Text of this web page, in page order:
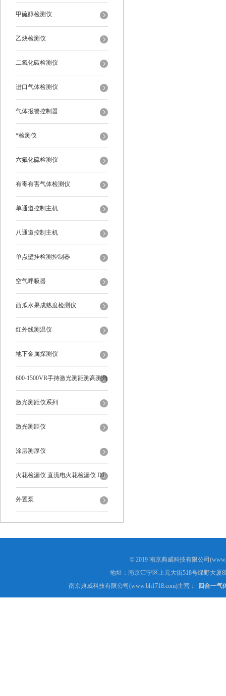
甲硫醇检测仪
乙炔检测仪
二氧化碳检测仪
进口气体检测仪
气体报警控制器
*检测仪
六氟化硫检测仪
有毒有害气体检测仪
单通道控制主机
八通道控制主机
单点壁挂检测控制器
空气呼吸器
西瓜水果成熟度检测仪
红外线测温仪
地下金属探测仪
600-1500VR手持激光测距测高测角
多功能
激光测距仪系列
激光测距仪
涂层测厚仪
火花检漏仪 直流电火花检漏仪 DJ-
6-A型
外置泵
© 2019 南京典威科技有限公司
地址：南京江宁区上元大街518号绿野大厦
南京典威科技有限公司(www.bh1718.com)主营：
四合一气